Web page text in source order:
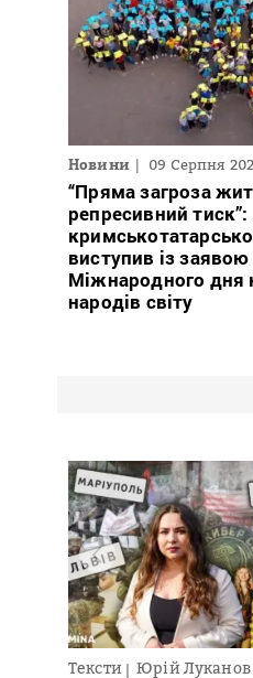
Новини 09 Серпня
“Пряма загроза
репресивний
виступив із
Міжнародного дня
народів світу
Тексти Юрій Луканов